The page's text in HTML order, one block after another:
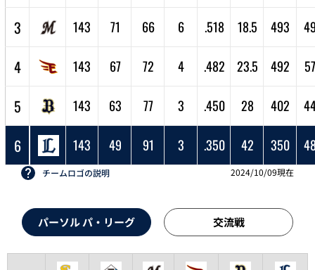
3 143 71 66 6 .518 18.5 493
4 143 67 72 4 .482 23.5 492
5 143 63 77 3 .450 28 402
6 143 49 91 3 .350 42 350
チームロゴの説明 2024/10/09現在
パーソル パ・リーグ 交流戦